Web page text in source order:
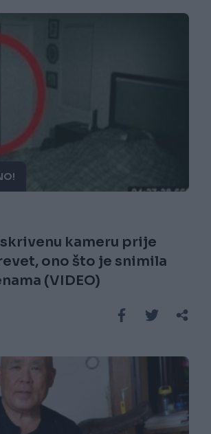
kameru prije
ono što je snimila
(VIDEO)